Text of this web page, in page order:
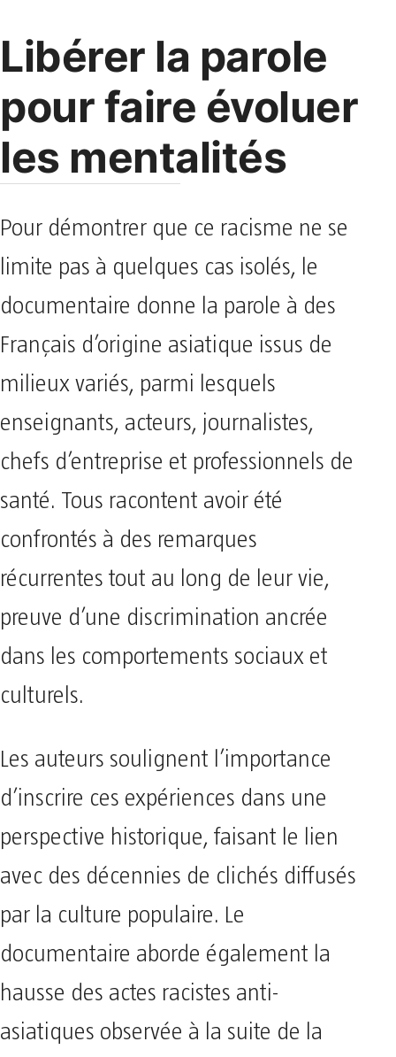
Libérer la parole
pour faire évoluer
les mentalités
Pour démontrer que ce racisme ne se
limite pas à quelques cas isolés, le
documentaire donne la parole à des
Français d’origine asiatique issus de
milieux variés, parmi lesquels
enseignants, acteurs, journalistes,
chefs d’entreprise et professionnels de
santé. Tous racontent avoir été
confrontés à des remarques
récurrentes tout au long de leur vie,
preuve d’une discrimination ancrée
dans les comportements sociaux et
culturels.
Les auteurs soulignent l’importance
d’inscrire ces expériences dans une
perspective historique, faisant le lien
avec des décennies de clichés diffusés
par la culture populaire. Le
documentaire aborde également la
hausse des actes racistes anti-
asiatiques observée à la suite de la